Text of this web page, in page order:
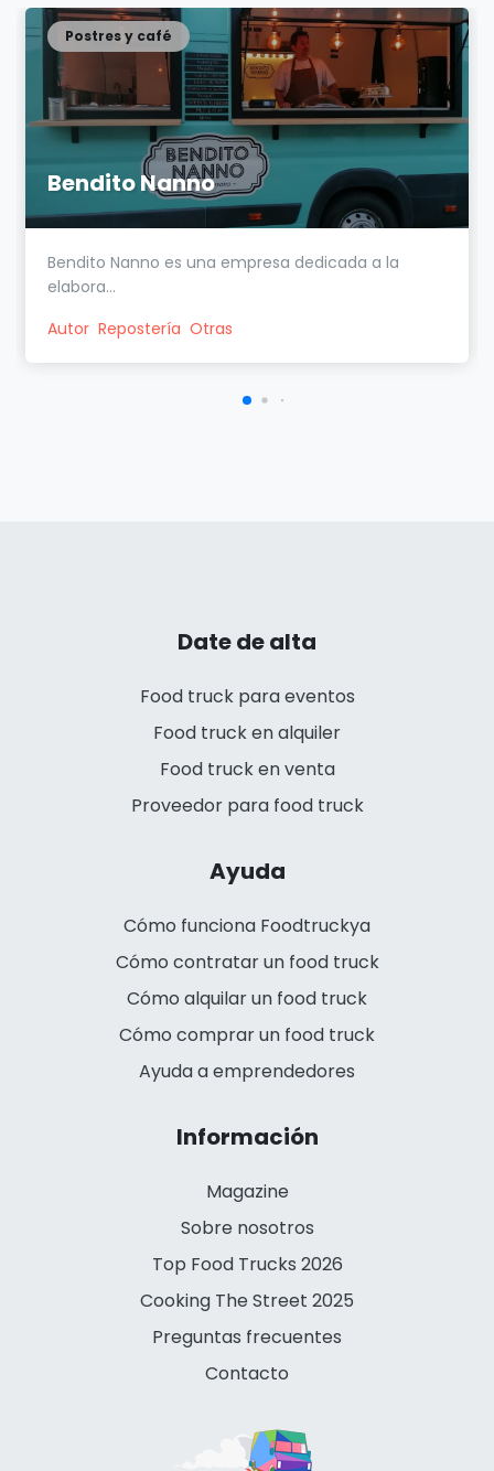
Bendito Nanno
Postres y café
Bendito Nanno es una empresa dedicada a la
elabora...
Autor Repostería Otras
Date de alta
Food truck para eventos
Food truck en alquiler
Food truck en venta
Proveedor para food truck
Ayuda
Cómo funciona Foodtruckya
Cómo contratar un food truck
Cómo alquilar un food truck
Cómo comprar un food truck
Ayuda a emprendedores
Información
Magazine
Sobre nosotros
Top Food Trucks 2026
Cooking The Street 2025
Preguntas frecuentes
Contacto